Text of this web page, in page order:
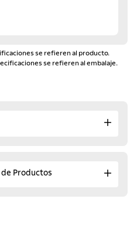
se refieren al producto.
se refieren al embalaje.
de Productos